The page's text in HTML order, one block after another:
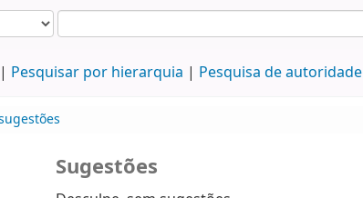
Pesquisar por hierarquia Pesquisa de autoridade
Sugestões